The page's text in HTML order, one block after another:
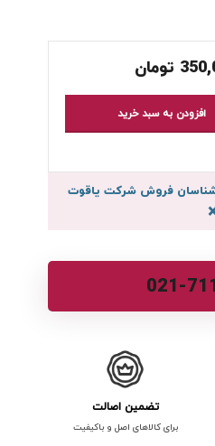
تومان
افزودن به سبد خرید
فروش شرکت یاقوت
021-
تضمین اصالت
برای کالاهای اصل و باکیفیت